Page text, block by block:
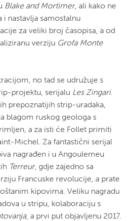
Blake and Mortimer, ali kako ne
nastavlja samostalnu
za veliki broj časopisa, a od
verziju Grofa Monte
no tad se udružuje s
projektu, serijalu Les Zingari.
prepoznatijih strip-uradaka,
blagom ruskog geologa s
a za isti će Follet primiti
Michel. Za fantastični serijal
nagrađen i u Angoulemeu
Terreur, gdje zajedno sa
Francuske revolucije, a prate
kipovima. Veliku nagradu
u stripu, kolaboraciju s
, a prvi put objavljenu 2017.